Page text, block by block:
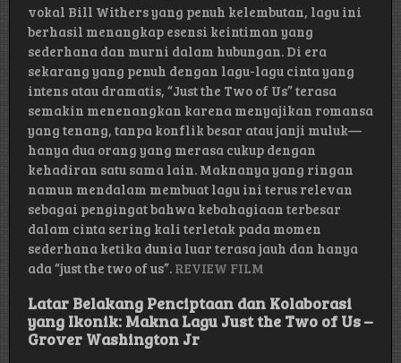
vokal Bill Withers yang penuh kelembutan, lagu ini
berhasil menangkap esensi keintiman yang
sederhana dan murni dalam hubungan. Di era
sekarang yang penuh dengan lagu-lagu cinta yang
intens atau dramatis, “Just the Two of Us” terasa
semakin menenangkan karena menyajikan romansa
yang tenang, tanpa konflik besar atau janji muluk—
hanya dua orang yang merasa cukup dengan
kehadiran satu sama lain. Maknanya yang ringan
namun mendalam membuat lagu ini terus relevan
sebagai pengingat bahwa kebahagiaan terbesar
dalam cinta sering kali terletak pada momen
sederhana ketika dunia luar terasa jauh dan hanya
ada “just the two of us”. REVIEW FILM
Latar Belakang Penciptaan dan Kolaborasi
yang Ikonik: Makna Lagu Just the Two of Us –
Grover Washington Jr